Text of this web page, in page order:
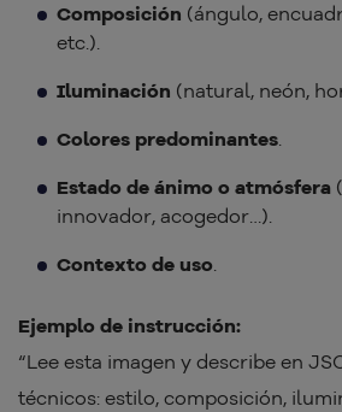
Composición (ángulo,
etc.).
Iluminación (natural, neón,
Colores predominantes.
Estado de ánimo o atmósfera
innovador, acogedor…).
Contexto de uso.
Ejemplo de instrucción:
“Lee esta imagen y describe en
técnicos: estilo, composición,